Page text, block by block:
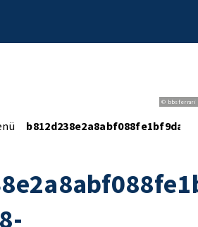
© bbsferrari